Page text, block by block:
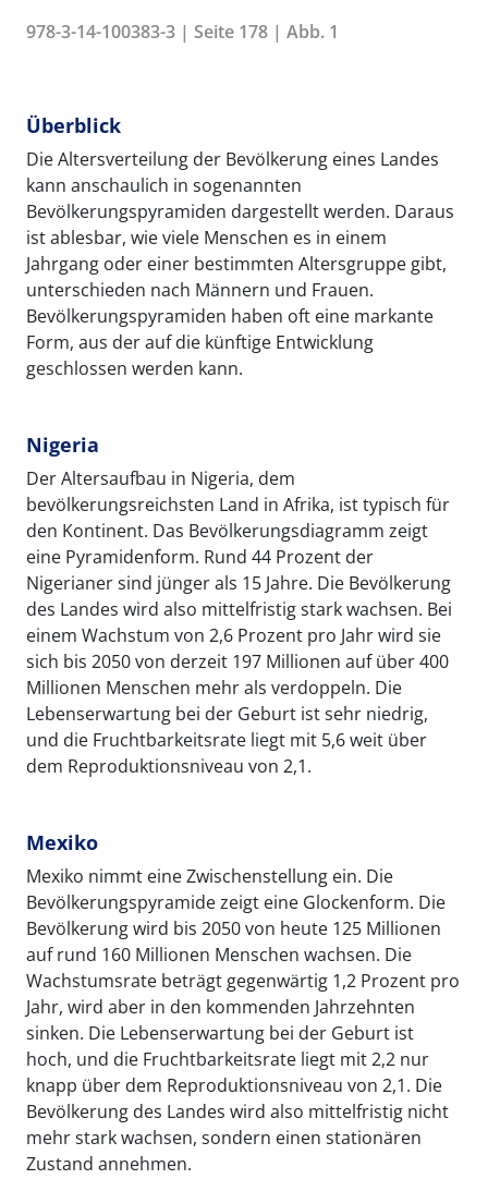
978-3-14-100383-3 | Seite 178 | Abb. 1
Überblick
Die Altersverteilung der Bevölkerung eines Landes
kann anschaulich in sogenannten
Bevölkerungspyramiden dargestellt werden. Daraus
ist ablesbar, wie viele Menschen es in einem
Jahrgang oder einer bestimmten Altersgruppe gibt,
unterschieden nach Männern und Frauen.
Bevölkerungspyramiden haben oft eine markante
Form, aus der auf die künftige Entwicklung
geschlossen werden kann.
Nigeria
Der Altersaufbau in Nigeria, dem
bevölkerungsreichsten Land in Afrika, ist typisch für
den Kontinent. Das Bevölkerungsdiagramm zeigt
eine Pyramidenform. Rund 44 Prozent der
Nigerianer sind jünger als 15 Jahre. Die Bevölkerung
des Landes wird also mittelfristig stark wachsen. Bei
einem Wachstum von 2,6 Prozent pro Jahr wird sie
sich bis 2050 von derzeit 197 Millionen auf über 400
Millionen Menschen mehr als verdoppeln. Die
Lebenserwartung bei der Geburt ist sehr niedrig,
und die Fruchtbarkeitsrate liegt mit 5,6 weit über
dem Reproduktionsniveau von 2,1.
Mexiko
Mexiko nimmt eine Zwischenstellung ein. Die
Bevölkerungspyramide zeigt eine Glockenform. Die
Bevölkerung wird bis 2050 von heute 125 Millionen
auf rund 160 Millionen Menschen wachsen. Die
Wachstumsrate beträgt gegenwärtig 1,2 Prozent pro
Jahr, wird aber in den kommenden Jahrzehnten
sinken. Die Lebenserwartung bei der Geburt ist
hoch, und die Fruchtbarkeitsrate liegt mit 2,2 nur
knapp über dem Reproduktionsniveau von 2,1. Die
Bevölkerung des Landes wird also mittelfristig nicht
mehr stark wachsen, sondern einen stationären
Zustand annehmen.